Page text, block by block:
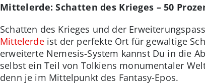
Mittelerde: Schatten des Krieges – 50
Schatten des Krieges und der
Mittelerdeist der perfekte Ort für gewaltige
erweiterte Nemesis-System kannst Du in die
selbst ein Teil von Tolkiens monumentaler
denn je im Mittelpunkt des Fantasy-Epos.